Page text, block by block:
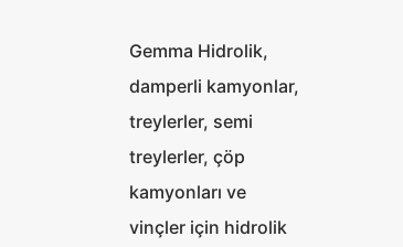
Gemma Hidrolik,
damperli kamyonlar,
treylerler, semi
treylerler, çöp
kamyonları ve
vinçler için hidrolik